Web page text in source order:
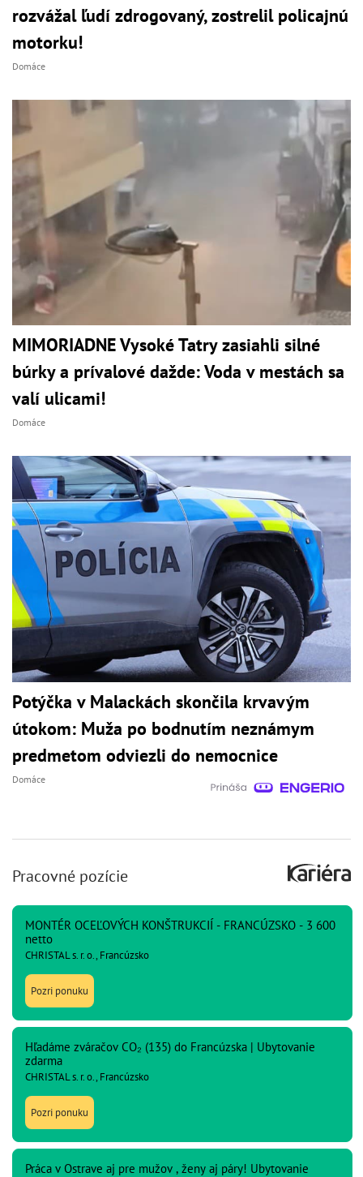
rozvážal ľudí zdrogovaný, zostrelil policajnú
motorku!
Domáce
MIMORIADNE Vysoké Tatry zasiahli silné
búrky a prívalové dažde: Voda v mestách sa
valí ulicami!
Domáce
Potýčka v Malackách skončila krvavým
útokom: Muža po bodnutím neznámym
predmetom odviezli do nemocnice
Domáce
Pracovné pozície
MONTÉR OCEĽOVÝCH KONŠTRUKCIÍ - FRANCÚZSKO - 3 600
netto
CHRISTAL s. r. o., Francúzsko
Pozri ponuku
Hľadáme zváračov CO₂ (135) do Francúzska | Ubytovanie
zdarma
CHRISTAL s. r. o., Francúzsko
Pozri ponuku
Práca v Ostrave aj pre mužov , ženy aj páry! Ubytovanie